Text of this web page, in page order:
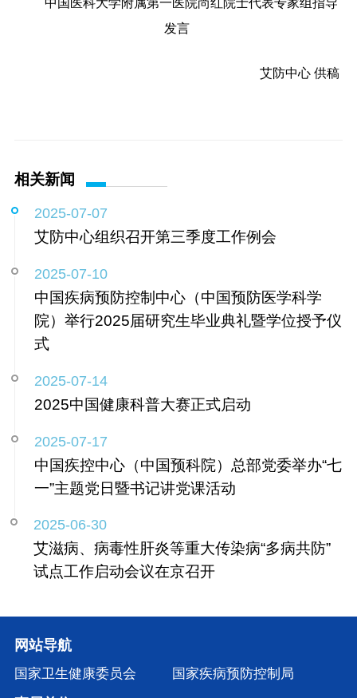
中国医科大学附属第一医院尚红院士代表专家组指导
发言
艾防中心 供稿
相关新闻
2025-07-07
艾防中心组织召开第三季度工作例会
2025-07-10
中国疾病预防控制中心（中国预防医学科学
院）举行2025届研究生毕业典礼暨学位授予仪
式
2025-07-14
2025中国健康科普大赛正式启动
2025-07-17
中国疾控中心（中国预科院）总部党委举办“七
一”主题党日暨书记讲党课活动
2025-06-30
艾滋病、病毒性肝炎等重大传染病“多病共防”
试点工作启动会议在京召开
网站导航
国家卫生健康委员会 国家疾病预防控制局